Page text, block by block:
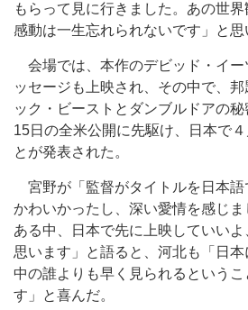
もらって見に行きました。あの世
感動は一生忘れられないです」と思
会場では、本作のデビッド・イー
ッセージも上映され、その中で、
ック・ビーストとダンブルドアの
15日の全米公開に先駆け、日本で
とが発表された。
宮野が「監督がタイトルを日本語
かわいかったし、深い愛情を感じ
ある中、日本で先に上映していい
思います」と語ると、河北も「日
中の誰よりも早く見られるという
す」と喜んだ。